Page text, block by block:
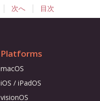
| 次へ | 目次
Platforms
macOS
iOS / iPadOS
visionOS